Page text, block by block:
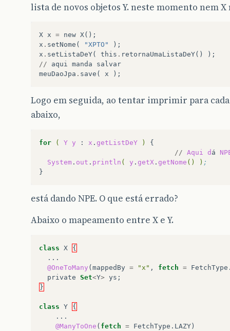
lista de novos objetos Y. neste momento nem X
X x = new X();
x . setNome ( "XPTO"
);
x . setListaDeY( this . retornaUmaListaDeY()
);
//
aqui manda
salvar
meuDaoJpa . save ( x );
Logo em seguida, ao tentar imprimir para
abaixo,
for ( Y y : x . getListDeY )
// Aqui d á
System . out . println ( y . getX . getNome () ) ;
está dando NPE. O que está errado?
Abaixo o mapeamento entre X e Y.
class X
{
...
@OneToMany ( mappedBy = "x" , fetch = FetchType
private Set<Y> ys ;
}
class Y
{
...
@ManyToOne ( fetch = FetchType . LAZY )